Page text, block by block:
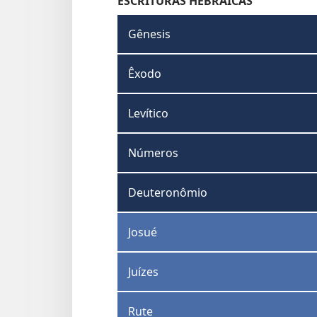
Gênesis
Êxodo
Levítico
Números
Deuteronômio
Josué
Juízes
Rute